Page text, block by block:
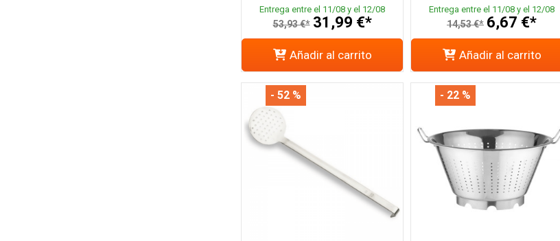
Entrega entre el 11/08 y el 12/08
53,93 €* 31,99 €*
Añadir al carrito
Entrega entre el 11/08 y el 12/08
14,53 €* 6,67 €*
Añadir al carrito
- 52 % - 22 %